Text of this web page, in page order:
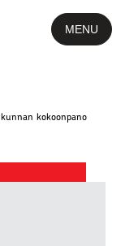
MENU
kokoonpano